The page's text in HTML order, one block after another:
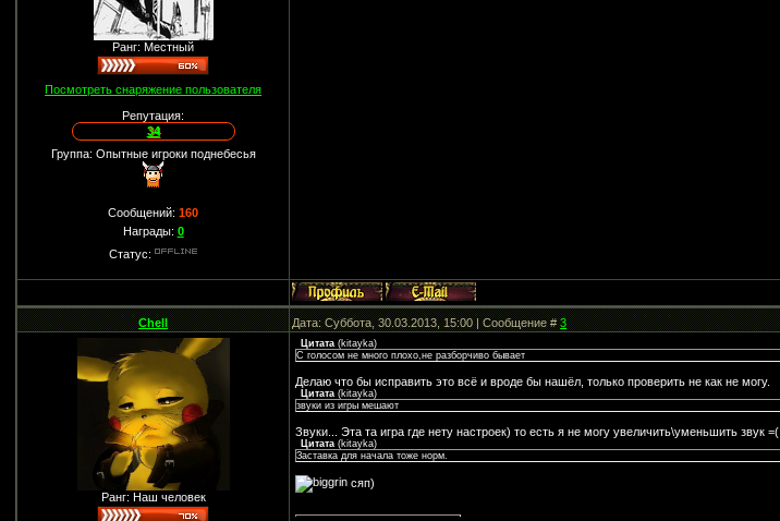
Ранг: Местный
Посмотреть снаряжение пользователя
Репутация:
34
Группа: Опытные игроки поднебесья
Сообщений:160
Награды: 0
Статус:
Chell Дата: Суббота, 30.03.2013, 15:00 | Сообщение #3
Ранг: Наш человек
Цитата (kitayka)
С голосом не много плохо,не разборчиво бывает
Делаю что бы исправить это всё и вроде бы нашёл, только проверить не как не могу.
Цитата (kitayka)
звуки из игры мешают
Звуки... Эта та игра где нету настроек) то есть я не могу увеличить\уменьшить звук =(
Цитата (kitayka)
Заставка для начала тоже норм.
сяп)